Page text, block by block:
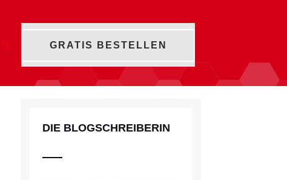
GRATIS BESTELLEN
DIE BLOGSCHREIBERIN